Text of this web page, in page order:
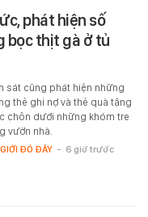
phát hiện số
bọc thịt gà ở tủ
sát cũng phát hiện những
thẻ ghi nợ và thẻ quà tặng
chôn dưới những khóm tre
vườn nhà.
ĐÓ ĐÂY - 6 giờ trước